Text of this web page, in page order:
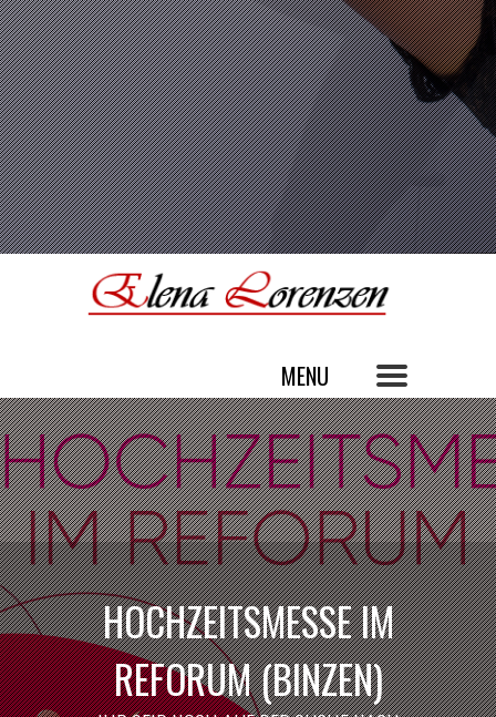
HOCHZEITSMESSE IM
REFORUM (BINZEN)